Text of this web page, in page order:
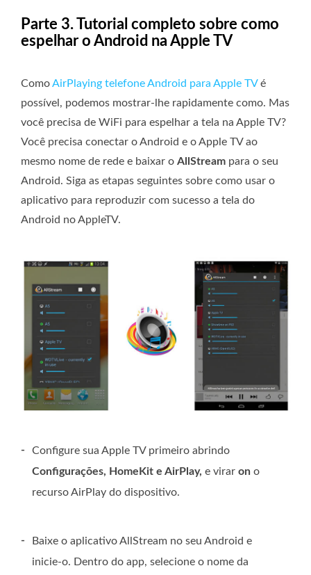
Parte 3. Tutorial completo sobre como
espelhar o Android na Apple TV
ComoAirPlaying telefone Android para Apple TVé
possível, podemos mostrar-lhe rapidamente como. Mas
você precisa de WiFi para espelhar a tela na Apple TV?
Você precisa conectar o Android e o Apple TV ao
mesmo nome de rede e baixar o AllStream para o seu
Android. Siga as etapas seguintes sobre como usar o
aplicativo para reproduzir com sucesso a tela do
Android no AppleTV.
-
Configure sua Apple TV primeiro abrindo
Configurações, HomeKit e AirPlay, e virar on o
recurso AirPlay do dispositivo.
-
Baixe o aplicativo AllStream no seu Android e
inicie-o. Dentro do app, selecione o nome da